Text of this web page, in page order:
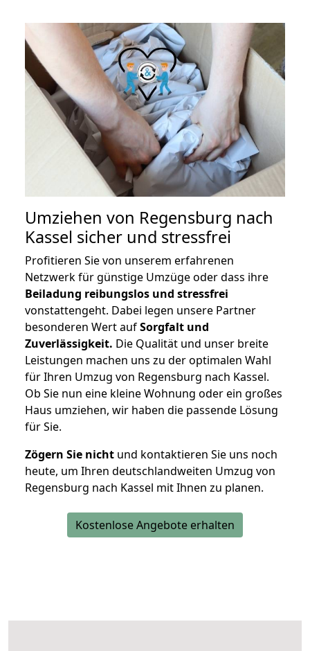
Umziehen von Regensburg nach
Kassel sicher und stressfrei
Profitieren Sie von unserem erfahrenen
Netzwerk für günstige Umzüge oder dass ihre
Beiladung reibungslos und stressfrei
vonstattengeht. Dabei legen unsere Partner
besonderen Wert aufSorgfalt und
Zuverlässigkeit. Die Qualität und unser breite
Leistungen machen uns zu der optimalen Wahl
für Ihren Umzug von Regensburg nach Kassel.
Ob Sie nun eine kleine Wohnung oder ein großes
Haus umziehen, wir haben die passende Lösung
für Sie.
Zögern Sie nicht und kontaktieren Sie uns noch
heute, um Ihren deutschlandweiten Umzug von
Regensburg nach Kassel mit Ihnen zu planen.
Kostenlose Angebote erhalten